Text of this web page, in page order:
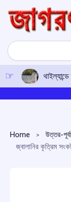
content
Search
‘চিন্তা
Home
উত্তর-